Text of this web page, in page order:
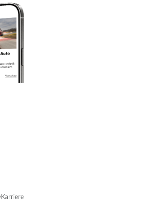
Karriere